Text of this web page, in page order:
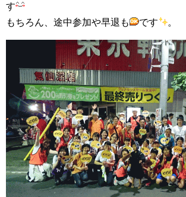
す
もちろん、途中参加や早退も
です 。